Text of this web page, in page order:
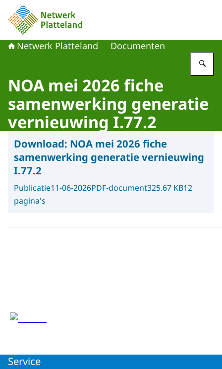
Naar de homepage van Netwerk Platteland
Netwerk Platteland Documenten
NOA mei 2026 fiche
samenwerking generatie
vernieuwing I.77.2
Download: NOA mei 2026 fiche
samenwerking generatie vernieuwing
I.77.2
Publicatie11-06-2026PDF-document325.67 KB12
pagina's
Service